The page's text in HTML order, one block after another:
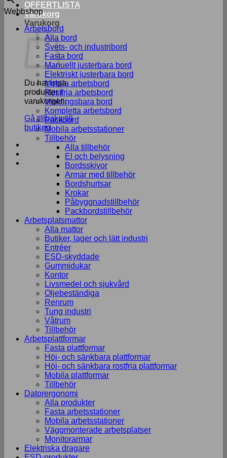
OFFERTLISTA
Varukorg
Varukorg
Du har inga
produkter i
varukorgen.
Gå tillbaka till
butiken
Webbshop
Arbetsbord
Alla bord
Svets- och industribord
Fasta bord
Manuellt justerbara bord
Elektriskt justerbara bord
Mobila arbetsbord
Rostfria arbetsbord
Vinklingsbara bord
Kompletta arbetsbord
Packbord
Mobila arbetsstationer
Tillbehör
Alla tillbehör
El och belysning
Bordsskivor
Armar med tillbehör
Bordshurtsar
Krokar
Påbyggnadstillbehör
Packbordstillbehör
Arbetsplatsmattor
Alla mattor
Butiker, lager och lätt industri
Entréer
ESD-skyddade
Gummidukar
Kontor
Livsmedel och sjukvård
Oljebeständiga
Renrum
Tung industri
Våtrum
Tillbehör
Arbetsplattformar
Fasta plattformar
Höj- och sänkbara plattformar
Höj- och sänkbara rostfria plattformar
Mobila plattformar
Tillbehör
Datorergonomi
Alla produkter
Fasta arbetsstationer
Mobila arbetsstationer
Väggmonterade arbetsplatser
Monitorarmar
Elektriska dragare